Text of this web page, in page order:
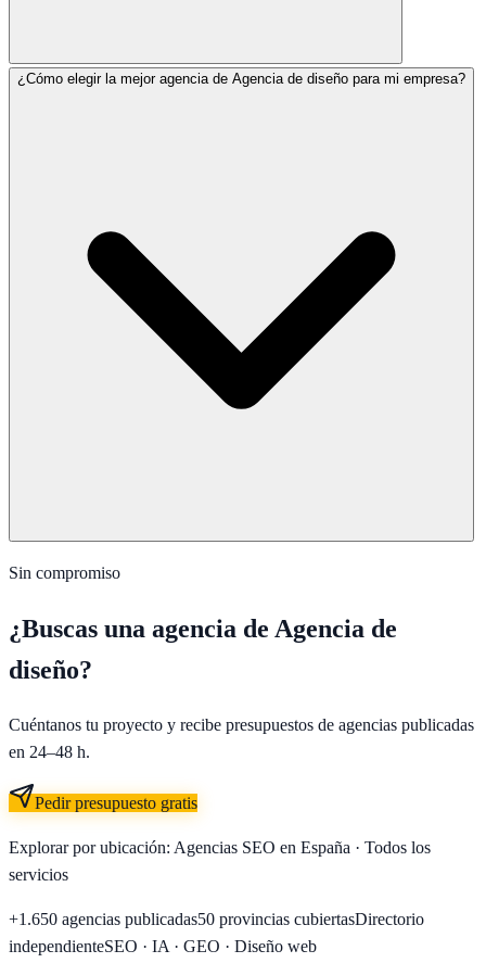
¿Cómo elegir la mejor agencia de Agencia de diseño para mi empresa?
Sin compromiso
¿Buscas una agencia de Agencia de
diseño?
Cuéntanos tu proyecto y recibe presupuestos de agencias publicadas
en 24–48 h.
Pedir presupuesto gratis
Explorar por ubicación: Agencias SEO en España · Todos los
servicios
+1.650 agencias publicadas50 provincias cubiertasDirectorio
independienteSEO · IA · GEO · Diseño web